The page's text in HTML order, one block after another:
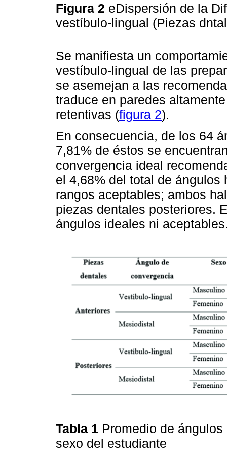
Figura 2 eDispersión de la
vestíbulo-lingual (Piezas
Se manifiesta un
vestíbulo-lingual de las
se asemejan a las
traduce en paredes
retentivas (figura 2).
En consecuencia, de los 64
7,81% de éstos se
convergencia ideal
el 4,68% del total de
rangos aceptables; ambos
piezas dentales posteriores.
ángulos ideales ni
Tabla 1 Promedio de
sexo del estudiante